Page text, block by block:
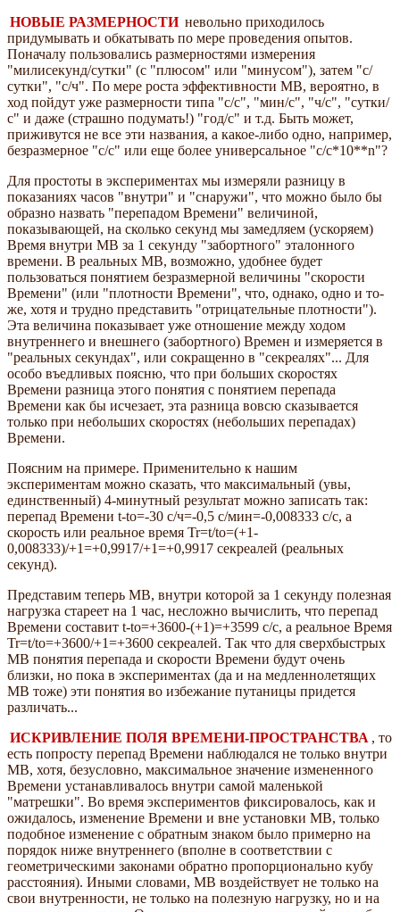
НОВЫЕ РАЗМЕРНОСТИ невольно приходилось
придумывать и обкатывать по мере проведения опытов.
Поначалу пользовались размерностями измерения
"милисекунд/сутки" (с "плюсом" или "минусом"), затем "с/
сутки", "с/ч". По мере роста эффективности МВ, вероятно, в
ход пойдут уже размерности типа "с/с", "мин/с", "ч/с", "сутки/
с" и даже (страшно подумать!) "год/с" и т.д. Быть может,
приживутся не все эти названия, а какое-либо одно, например,
безразмерное "с/с" или еще более универсальное "с/с*10**n"?
Для простоты в экспериментах мы измеряли разницу в
показаниях часов "внутри" и "снаружи", что можно было бы
образно назвать "перепадом Времени" величиной,
показывающей, на сколько секунд мы замедляем (ускоряем)
Время внутри МВ за 1 секунду "забортного" эталонного
времени. В реальных МВ, возможно, удобнее будет
пользоваться понятием безразмерной величины "скорости
Времени" (или "плотности Времени", что, однако, одно и то-
же, хотя и трудно представить "отрицательные плотности").
Эта величина показывает уже отношение между ходом
внутреннего и внешнего (забортного) Времен и измеряется в
"реальных секундах", или сокращенно в "секреалях"... Для
особо въедливых поясню, что при больших скоростях
Времени разница этого понятия с понятием перепада
Времени как бы исчезает, эта разница вовсю сказывается
только при небольших скоростях (небольших перепадах)
Времени.
Поясним на примере. Применительно к нашим
экспериментам можно сказать, что максимальный (увы,
единственный) 4-минутный результат можно записать так:
перепад Времени t-tо=-30 с/ч=-0,5 с/мин=-0,008333 с/с, а
скорость или реальное время Tr=t/tо=(+1-
0,008333)/+1=+0,9917/+1=+0,9917 секреалей (реальных
секунд).
Представим теперь МВ, внутри которой за 1 секунду полезная
нагрузка стареет на 1 час, несложно вычислить, что перепад
Времени составит t-tо=+3600-(+1)=+3599 с/с, а реальное Время
Tr=t/tо=+3600/+1=+3600 секреалей. Так что для сверхбыстрых
МВ понятия перепада и скорости Времени будут очень
близки, но пока в экспериментах (да и на медленнолетящих
МВ тоже) эти понятия во избежание путаницы придется
различать...
ИСКРИВЛЕНИЕ ПОЛЯ ВРЕМЕНИ-ПРОСТРАНСТВА , то
есть попросту перепад Времени наблюдался не только внутри
МВ, хотя, безусловно, максимальное значение измененного
Времени устанавливалось внутри самой маленькой
"матрешки". Во время экспериментов фиксировалось, как и
ожидалось, изменение Времени и вне установки МВ, только
подобное изменение с обратным знаком было примерно на
порядок ниже внутреннего (вполне в соответствии с
геометрическими законами обратно пропорционально кубу
расстояния). Иными словами, МВ воздействует не только на
свои внутренности, не только на полезную нагрузку, но и на